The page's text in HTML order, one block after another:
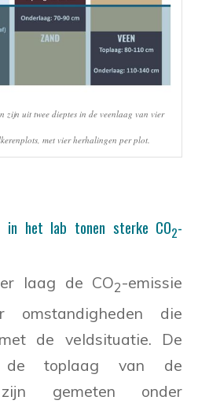
zijn uit twee dieptes in de veenlaag van vier
met vier herhalingen per plot.
in het lab tonen sterke CO2-
laag de CO2-emissie
omstandigheden die
de veldsituatie. De
de toplaag van de
zijn gemeten onder